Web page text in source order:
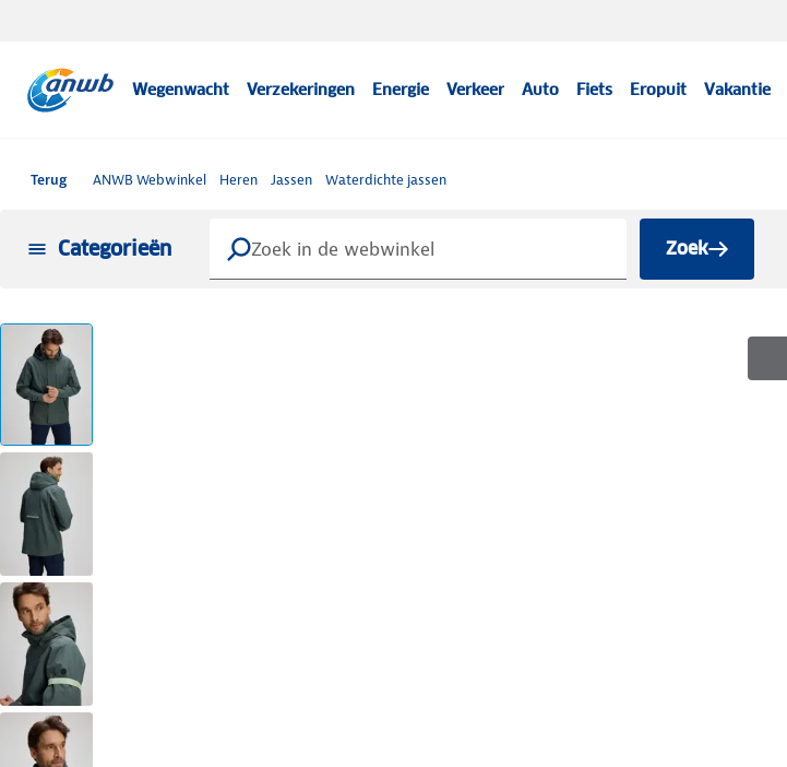
Wegenwacht Verzekeringen Energie Verkeer Auto Fiets Eropuit Vakantie
Terug ANWB Webwinkel Heren Jassen Waterdichte jassen
Categorieën Zoek